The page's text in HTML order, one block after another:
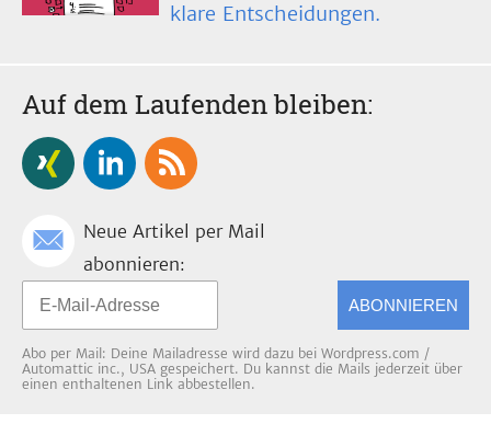
klare Entscheidungen.
Auf dem Laufenden bleiben:
Neue Artikel per Mail
abonnieren:
ABONNIEREN
Abo per Mail: Deine Mailadresse wird dazu bei Wordpress.com /
Automattic inc., USA gespeichert. Du kannst die Mails jederzeit über
einen enthaltenen Link abbestellen.